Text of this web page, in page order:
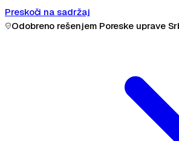
Preskoči na sadržaj
15 dana besplatno · Bez kreditne